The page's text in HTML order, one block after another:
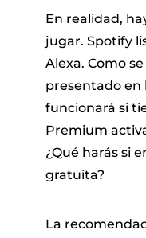
En realidad,
jugar. Spotify
Alexa. Como
presentado en
funcionará si
Premium
¿Qué harás si
gratuita?
La